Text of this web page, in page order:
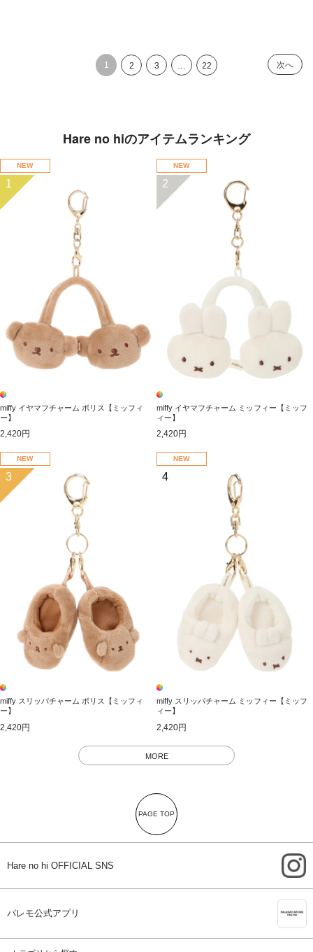
1 2 3 … 22 次へ
Hare no hiのアイテムランキング
NEW
1
miffy イヤマフチャーム ボリス【ミッフィ
ー】
2,420円
NEW
2
miffy イヤマフチャーム ミッフィー【ミッフ
ィー】
2,420円
NEW
3
miffy スリッパチャーム ボリス【ミッフィ
ー】
2,420円
NEW
4
miffy スリッパチャーム ミッフィー【ミッフ
ィー】
2,420円
MORE
PAGE TOP
Hare no hi OFFICIAL SNS
パレモ公式アプリ